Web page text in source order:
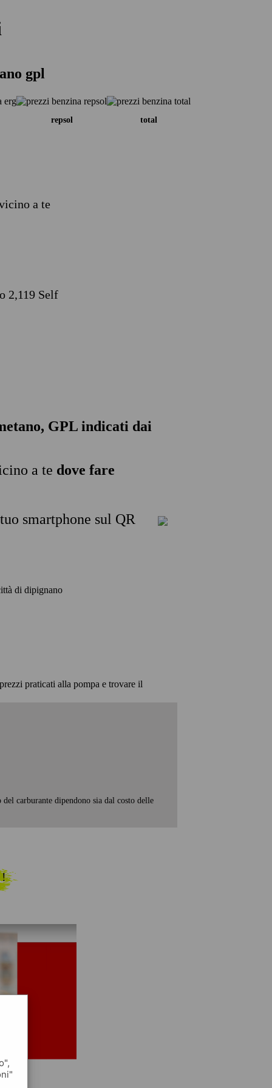
gpl
repsol total
a te
2,119 Self
GPL indicati dai
a te dove fare
smartphone sul QR
di dipignano
praticati alla pompa e trovare il
carburante dipendono sia dal costo delle
!